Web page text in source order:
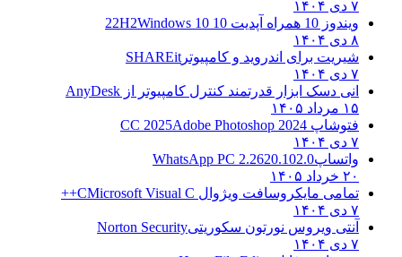
۷ دی ۱۴۰۴
ویندوز 10 همراه آپدیت 10 22H2
Windows 10
۸ دی ۱۴۰۴
شیریت برای اندروید و کامپیوتر SHAREit
۷ دی ۱۴۰۴
انی دسک ابزار قدرتمند کنترل کامپیوتر از AnyDesk
۱۵ مرداد ۱۴۰۵
فتوشاپ CC 2025 Adobe Photoshop 2024
۷ دی ۱۴۰۴
واتساپWhatsApp PC 2.2620.102.0
۲۰ خرداد ۱۴۰۵
تمامی مایکروسافت ویژوال C Microsoft Visual C++
۷ دی ۱۴۰۴
آنتی ویروس نورتون سکوریتیNorton Security
۷ دی ۱۴۰۴